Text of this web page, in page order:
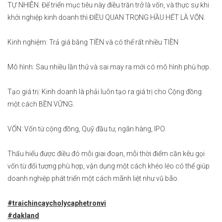
TỰ NHIÊN. Để triển mục tiêu này điều trăn trở là vốn, và thực sự khi
khởi nghiệp kinh doanh thì ĐIỀU QUAN TRỌNG HẦU HẾT LÀ VỐN.
Kinh nghiệm: Trả giá bằng TIỀN và có thể rất nhiều TIỀN
Mô hình: Sau nhiều lần thử và sai may ra mới có mô hình phù hợp.
Tạo giá trị: Kinh doanh là phải luôn tạo ra giá trị cho Cộng đồng
một cách BỀN VỮNG.
VỐN: Vốn từ cộng đồng, Quỹ đầu tư, ngân hàng, IPO.
Thấu hiểu được điều đó mỗi giai đoạn, mỗi thời điểm cần kêu gọi
vốn từ đối tượng phù hợp, vận dụng một cách khéo léo có thể giúp
doanh nghiệp phát triển một cách mãnh liệt như vũ bão.
#traichincaycholycaphetronvi
#dakland